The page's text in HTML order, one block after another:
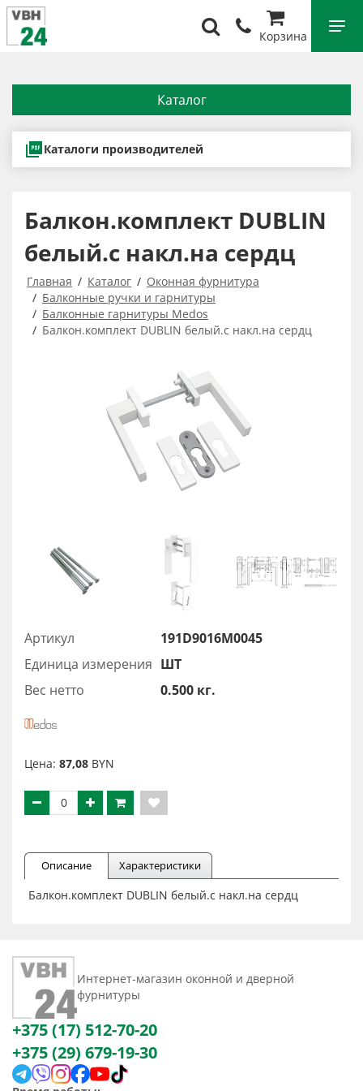
Корзина
Каталог
Каталоги производителей
Балкон.комплект DUBLIN
белый.с накл.на сердц
Главная Каталог
Оконная фурнитура
Балконные ручки и гарнитуры
Балконные гарнитуры Medos
Балкон.комплект DUBLIN белый.с накл.на сердц
Артикул
191D9016M0045
Единица измерения ШТ
Вес нетто
0.500 кг.
Цена: 87,08 BYN
Описание Характеристики
Балкон.комплект DUBLIN белый.с накл.на сердц
Интернет-магазин оконной и дверной
фурнитуры
+375 (17) 512-70-20
+375 (29) 679-19-30